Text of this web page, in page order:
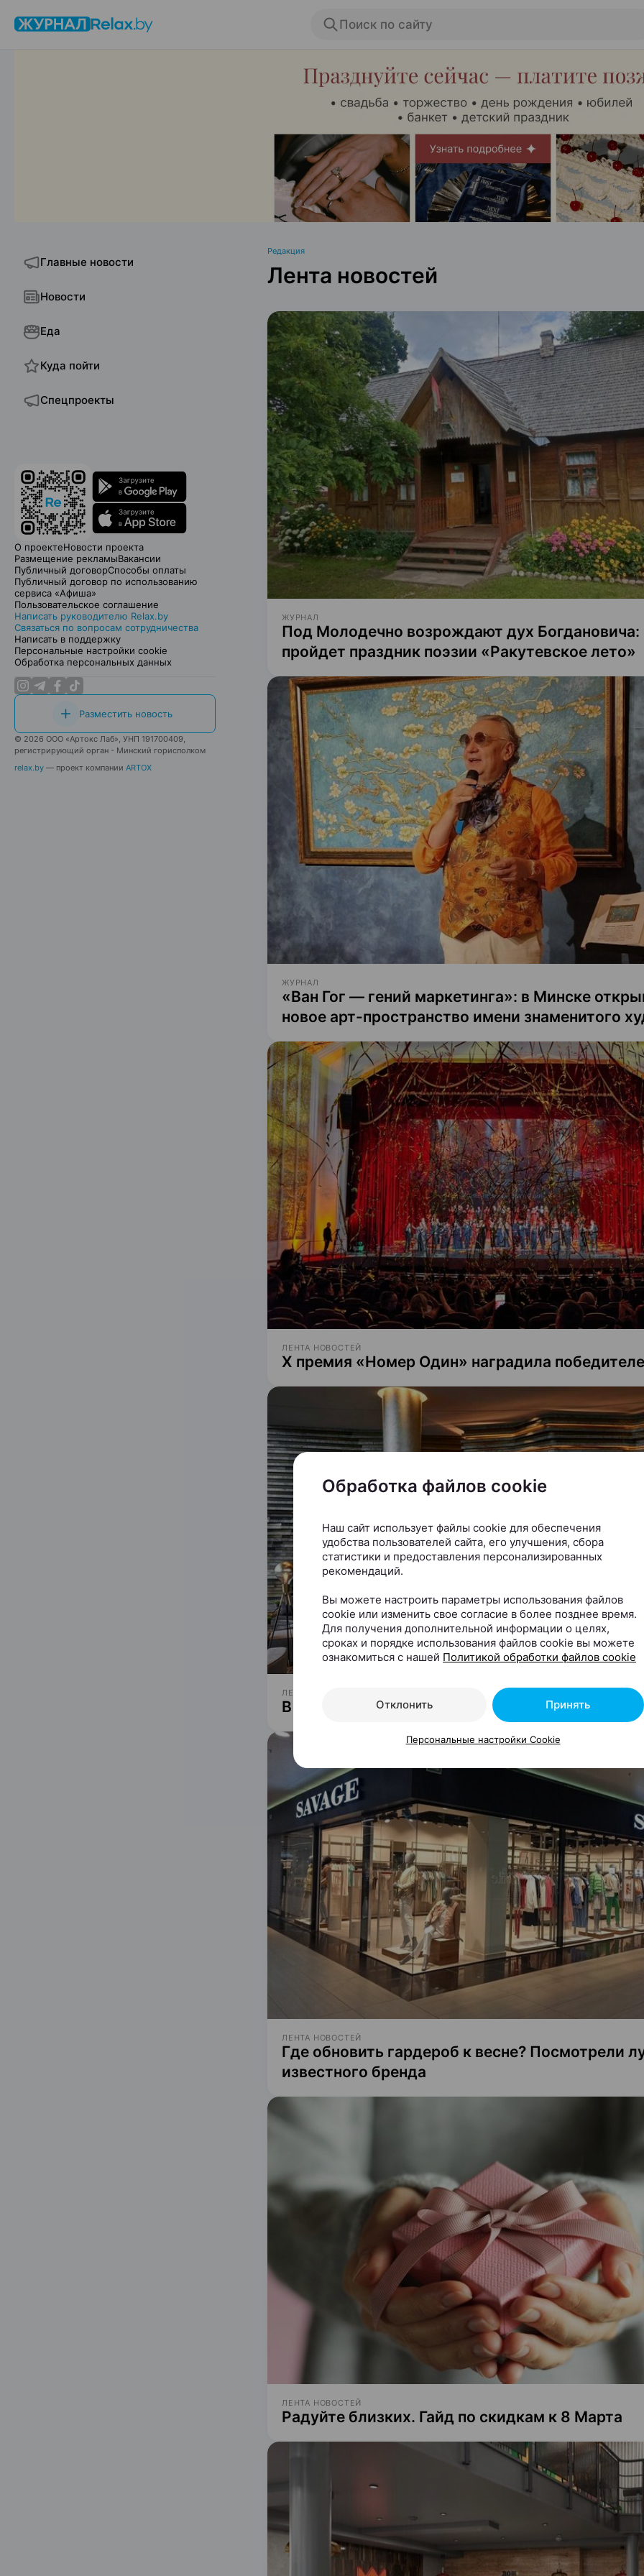
Поиск по сайту
ЭФФЕКТИВНАЯ РЕКЛАМА НА САЙТЕ
Главные новости
Новости
Еда
Куда пойти
Спецпроекты
О проектеНовости проекта
Размещение рекламыВакансии
Публичный договорСпособы оплаты
Публичный договор по использованию
сервиса «Афиша»
Пользовательское соглашение
Написать руководителю Relax.by
Связаться по вопросам сотрудничества
Написать в поддержку
Персональные настройки cookie
Обработка персональных данных
Разместить новость
© 2026 ООО «Артокс Лаб», УНП 191700409,
регистрирующий орган - Минский горисполком
relax.by — проект компании ARTOX
Редакция
Лента новостей
ЖУРНАЛ
Под Молодечно возрождают дух Богдановича:
пройдет праздник поэзии «Ракутевское лето»
ЖУРНАЛ
«Ван Гог — гений маркетинга»: в Минске
новое арт-пространство имени знаменитого
ЛЕНТА НОВОСТЕЙ
X премия «Номер Один» наградила
ЛЕНТА НОВОСТЕЙ
В гостиницах Минска небывалый ажиотаж
ЛЕНТА НОВОСТЕЙ
Где обновить гардероб к весне? Посмотрели
известного бренда
ЛЕНТА НОВОСТЕЙ
Радуйте близких. Гайд по скидкам к 8 Марта
Обработка файлов cookie
Наш сайт использует файлы cookie для обеспечения
удобства пользователей сайта, его улучшения, сбора
статистики и предоставления персонализированных
рекомендаций.
Вы можете настроить параметры использования файлов
cookie или изменить свое согласие в более позднее время.
Для получения дополнительной информации о целях,
сроках и порядке использования файлов cookie вы можете
ознакомиться с нашей Политикой обработки файлов cookie
Отклонить Принять
Персональные настройки Cookie